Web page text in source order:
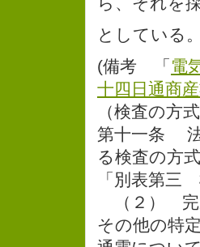
としている。
(備考 「 電
十四日通商
（検査の方式
第十一条 法
る検査の方
「別表第
（２） 完
その他の特